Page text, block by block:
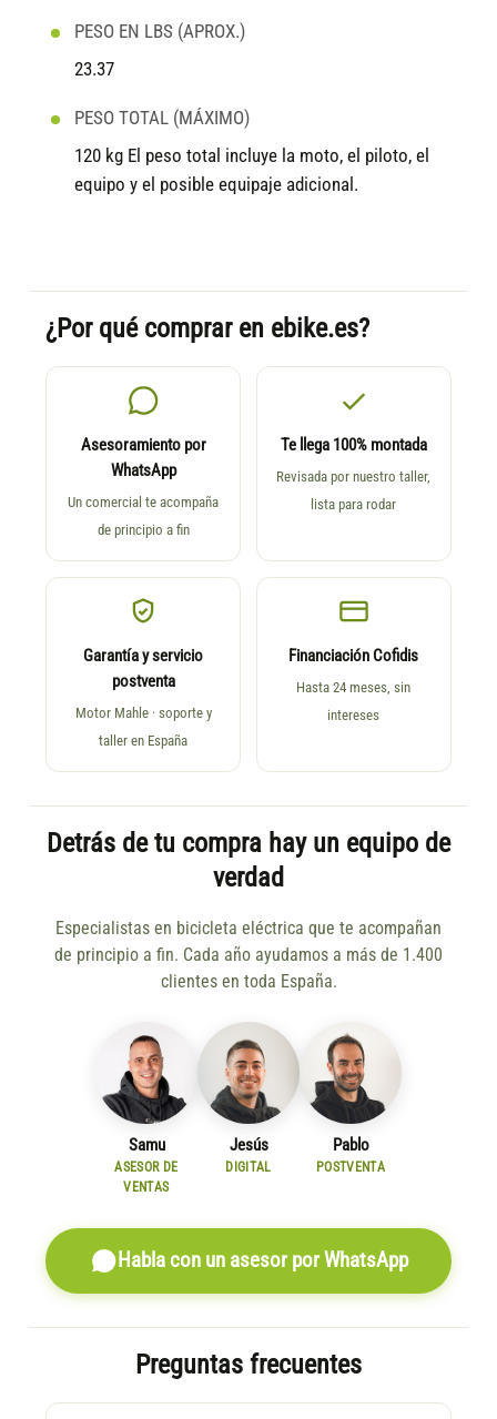
PESO EN LBS (APROX.)
23.37
PESO TOTAL (MÁXIMO)
120 kg El peso total incluye la moto, el piloto, el
equipo y el posible equipaje adicional.
¿Por qué comprar en ebike.es?
Asesoramiento por
WhatsApp
Un comercial te acompaña
de principio a fin
Te llega 100% montada
Revisada por nuestro taller,
lista para rodar
Garantía y servicio
postventa
Motor Mahle · soporte y
taller en España
Financiación Cofidis
Hasta 24 meses, sin
intereses
Detrás de tu compra hay un equipo de
verdad
Especialistas en bicicleta eléctrica que te acompañan
de principio a fin. Cada año ayudamos a más de 1.400
clientes en toda España.
Samu
ASESOR DE
VENTAS
Jesús
DIGITAL
Pablo
POSTVENTA
Habla con un asesor por WhatsApp
Preguntas frecuentes